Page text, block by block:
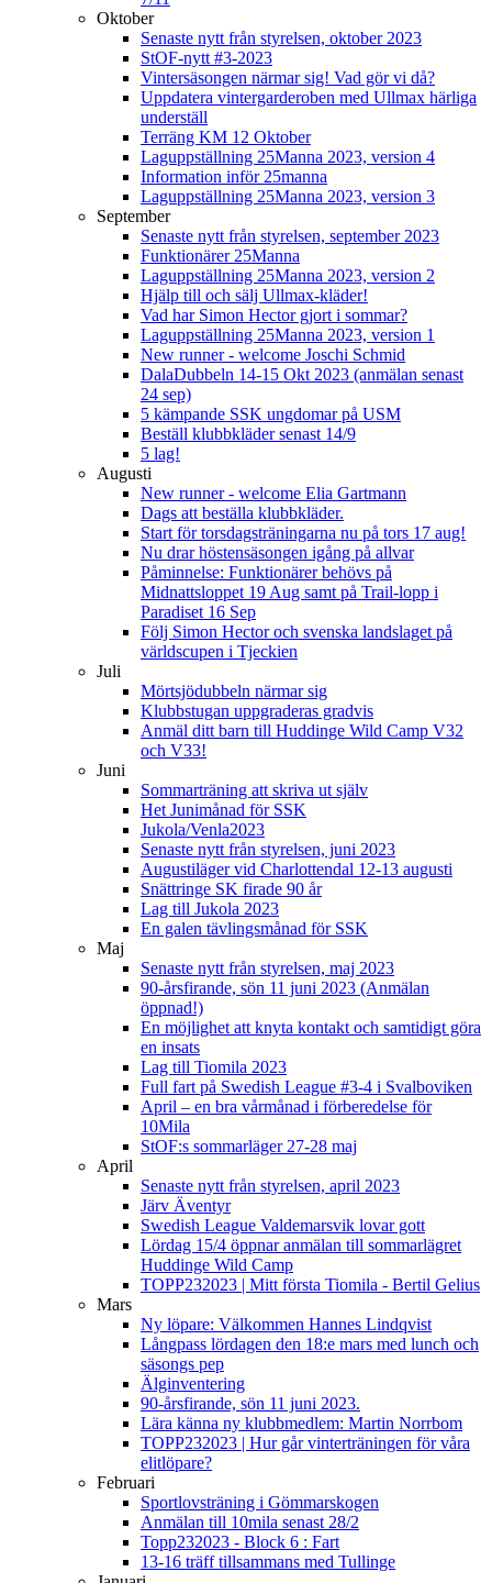
Oktober
Senaste nytt från styrelsen, oktober 2023
StOF-nytt #3-2023
Vintersäsongen närmar sig! Vad gör vi då?
Uppdatera vintergarderoben med Ullmax härliga
underställ
Terräng KM 12 Oktober
Laguppställning 25Manna 2023, version 4
Information inför 25manna
Laguppställning 25Manna 2023, version 3
September
Senaste nytt från styrelsen, september 2023
Funktionärer 25Manna
Laguppställning 25Manna 2023, version 2
Hjälp till och sälj Ullmax-kläder!
Vad har Simon Hector gjort i sommar?
Laguppställning 25Manna 2023, version 1
New runner - welcome Joschi Schmid
DalaDubbeln 14-15 Okt 2023 (anmälan senast
24 sep)
5 kämpande SSK ungdomar på USM
Beställ klubbkläder senast 14/9
5 lag!
Augusti
New runner - welcome Elia Gartmann
Dags att beställa klubbkläder.
Start för torsdagsträningarna nu på tors 17 aug!
Nu drar höstensäsongen igång på allvar
Påminnelse: Funktionärer behövs på
Midnattsloppet 19 Aug samt på Trail-lopp i
Paradiset 16 Sep
Följ Simon Hector och svenska landslaget på
världscupen i Tjeckien
Juli
Mörtsjödubbeln närmar sig
Klubbstugan uppgraderas gradvis
Anmäl ditt barn till Huddinge Wild Camp V32
och V33!
Juni
Sommarträning att skriva ut själv
Het Junimånad för SSK
Jukola/Venla2023
Senaste nytt från styrelsen, juni 2023
Augustiläger vid Charlottendal 12-13 augusti
Snättringe SK firade 90 år
Lag till Jukola 2023
En galen tävlingsmånad för SSK
Maj
Senaste nytt från styrelsen, maj 2023
90-årsfirande, sön 11 juni 2023 (Anmälan
öppnad!)
En möjlighet att knyta kontakt och samtidigt göra
en insats
Lag till Tiomila 2023
Full fart på Swedish League #3-4 i Svalboviken
April – en bra vårmånad i förberedelse för
10Mila
StOF:s sommarläger 27-28 maj
April
Senaste nytt från styrelsen, april 2023
Järv Äventyr
Swedish League Valdemarsvik lovar gott
Lördag 15/4 öppnar anmälan till sommarlägret
Huddinge Wild Camp
TOPP232023 | Mitt första Tiomila - Bertil Gelius
Mars
Ny löpare: Välkommen Hannes Lindqvist
Långpass lördagen den 18:e mars med lunch och
säsongs pep
Älginventering
90-årsfirande, sön 11 juni 2023.
Lära känna ny klubbmedlem: Martin Norrbom
TOPP232023 | Hur går vinterträningen för våra
elitlöpare?
Februari
Sportlovsträning i Gömmarskogen
Anmälan till 10mila senast 28/2
Topp232023 - Block 6 : Fart
13-16 träff tillsammans med Tullinge